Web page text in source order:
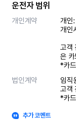
운전자 범위
개인계약
개인
개인
고객
은
*카
법인계약
임직
고객
*카
추가 코멘트